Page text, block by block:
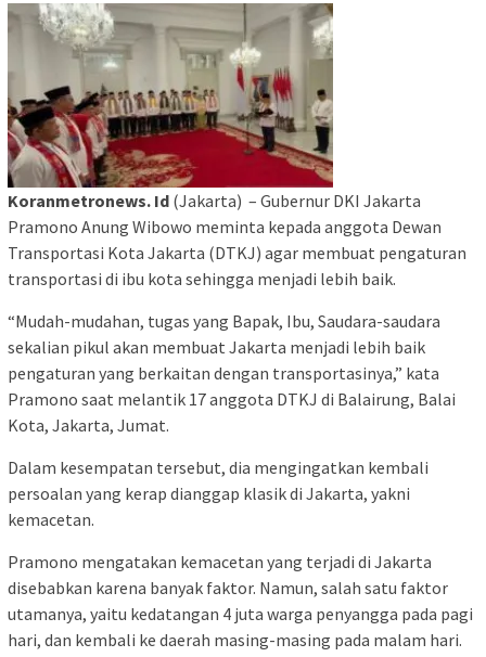
Koranmetronews. Id (Jakarta) – Gubernur DKI Jakarta
Pramono Anung Wibowo meminta kepada anggota Dewan
Transportasi Kota Jakarta (DTKJ) agar membuat pengaturan
transportasi di ibu kota sehingga menjadi lebih baik.
“Mudah-mudahan, tugas yang Bapak, Ibu, Saudara-saudara
sekalian pikul akan membuat Jakarta menjadi lebih baik
pengaturan yang berkaitan dengan transportasinya,” kata
Pramono saat melantik 17 anggota DTKJ di Balairung, Balai
Kota, Jakarta, Jumat.
Dalam kesempatan tersebut, dia mengingatkan kembali
persoalan yang kerap dianggap klasik di Jakarta, yakni
kemacetan.
Pramono mengatakan kemacetan yang terjadi di Jakarta
disebabkan karena banyak faktor. Namun, salah satu faktor
utamanya, yaitu kedatangan 4 juta warga penyangga pada pagi
hari, dan kembali ke daerah masing-masing pada malam hari.